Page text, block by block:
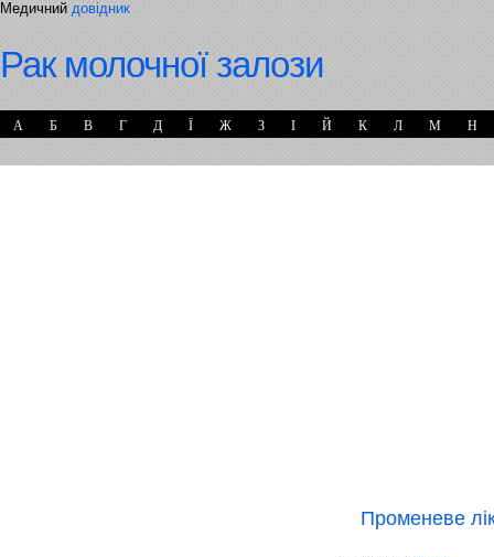
Медичний довідник
Рак молочної залози
А Б В Г Д Ї Ж З І Й К Л М Н
Променеве